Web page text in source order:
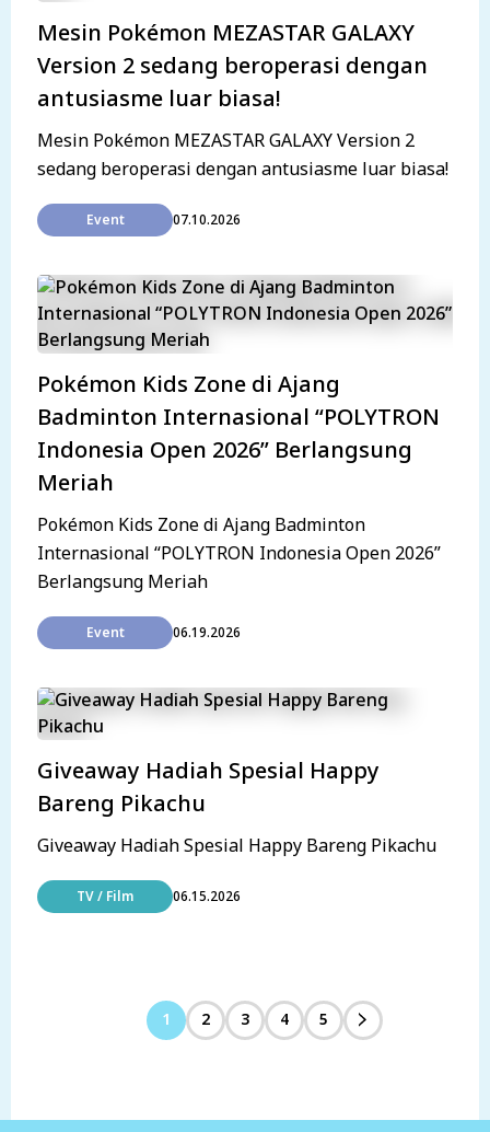
Mesin Pokémon MEZASTAR GALAXY
Version 2 sedang beroperasi dengan
antusiasme luar biasa!
Mesin Pokémon MEZASTAR GALAXY Version 2
sedang beroperasi dengan antusiasme luar biasa!
Event 07.10.2026
Pokémon Kids Zone di Ajang
Badminton Internasional “POLYTRON
Indonesia Open 2026” Berlangsung
Meriah
Pokémon Kids Zone di Ajang Badminton
Internasional “POLYTRON Indonesia Open 2026”
Berlangsung Meriah
Event 06.19.2026
Giveaway Hadiah Spesial Happy
Bareng Pikachu
Giveaway Hadiah Spesial Happy Bareng Pikachu
TV / Film 06.15.2026
1 2 3 4 5